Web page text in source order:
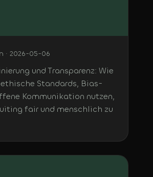
· 2026-05-06
und Transparenz: Wie
Standards, Bias-
Kommunikation nutzen,
fair und menschlich zu